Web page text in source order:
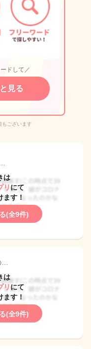
ドして／
見る
ございます
は
リ にて
ます！
(全9件)
は
リ にて
ます！
(全9件)